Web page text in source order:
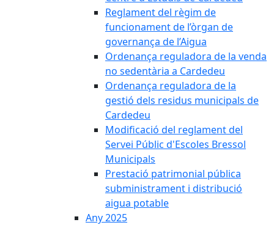
Reglament del règim de
funcionament de l’òrgan de
governança de l’Aigua
Ordenança reguladora de la venda
no sedentària a Cardedeu
Ordenança reguladora de la
gestió dels residus municipals de
Cardedeu
Modificació del reglament del
Servei Públic d'Escoles Bressol
Municipals
Prestació patrimonial pública
subministrament i distribució
aigua potable
Any 2025